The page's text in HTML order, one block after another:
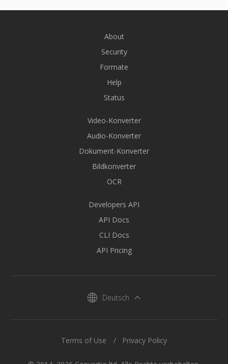
About
Security
Formate
Help
Status
Video-Konverter
Audio-Konverter
Dokument-Konverter
Bildkonverter
OCR
Developers API
API Docs
CLI Docs
API Pricing
Deutsch
Terms of Use Privacy Policy